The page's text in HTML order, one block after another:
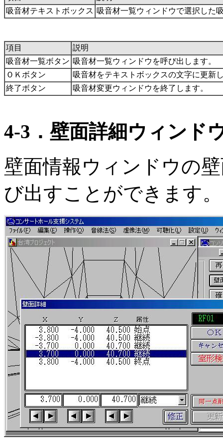
吸音材テキストボックス 吸音材一覧ウィンドウで選択した
項目
説明
吸音材一覧ボタン 吸音材一覧ウィンドウを呼び出します。
ＯＫボタン
吸音材をテキストボックスの文字に更新
終了ボタン
吸音材変更ウィンドウを終了します。
4-3．壁面詳細ウィンド
壁面情報ウィンドウの
び出すことができます。